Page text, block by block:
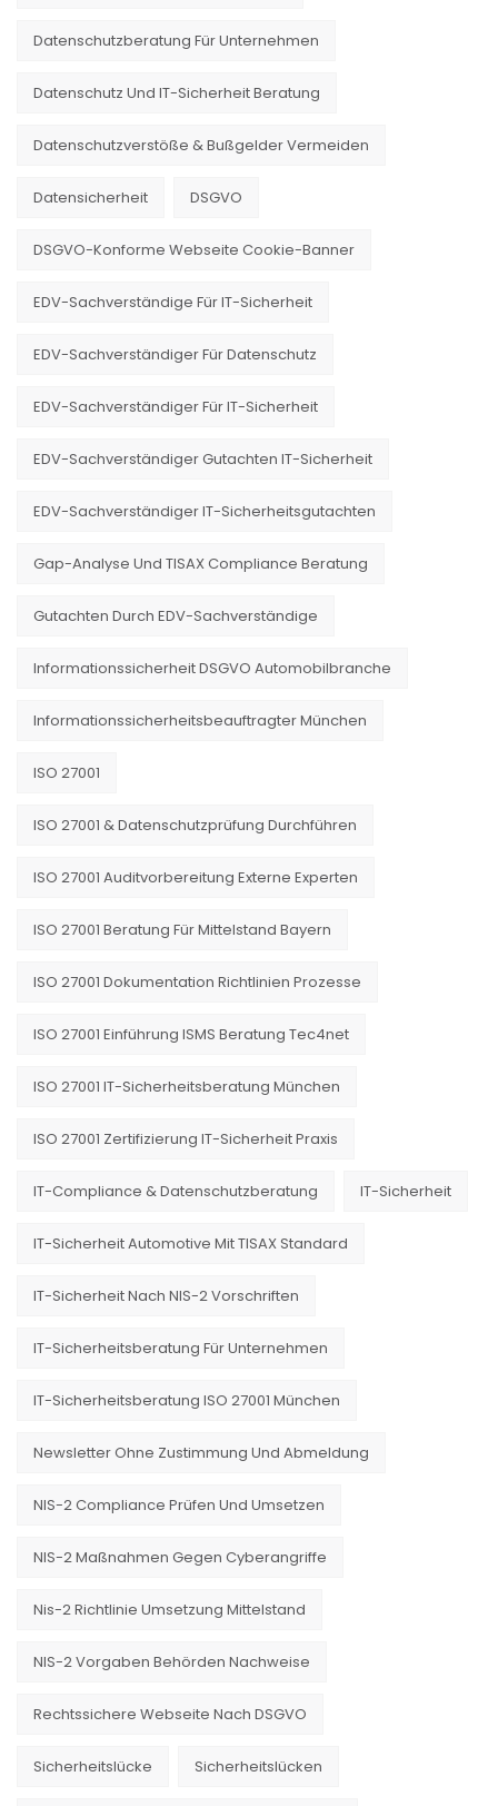
Datenschutzberatung Für Unternehmen
Datenschutz Und IT-Sicherheit Beratung
Datenschutzverstöße & Bußgelder Vermeiden
Datensicherheit DSGVO
DSGVO-Konforme Webseite Cookie-Banner
EDV-Sachverständige Für IT-Sicherheit
EDV-Sachverständiger Für Datenschutz
EDV-Sachverständiger Für IT-Sicherheit
EDV-Sachverständiger Gutachten IT-Sicherheit
EDV-Sachverständiger IT-Sicherheitsgutachten
Gap-Analyse Und TISAX Compliance Beratung
Gutachten Durch EDV-Sachverständige
Informationssicherheit DSGVO Automobilbranche
Informationssicherheitsbeauftragter München
ISO 27001
ISO 27001 & Datenschutzprüfung Durchführen
ISO 27001 Auditvorbereitung Externe Experten
ISO 27001 Beratung Für Mittelstand Bayern
ISO 27001 Dokumentation Richtlinien Prozesse
ISO 27001 Einführung ISMS Beratung Tec4net
ISO 27001 IT-Sicherheitsberatung München
ISO 27001 Zertifizierung IT-Sicherheit Praxis
IT-Compliance & Datenschutzberatung IT-Sicherheit
IT-Sicherheit Automotive Mit TISAX Standard
IT-Sicherheit Nach NIS-2 Vorschriften
IT-Sicherheitsberatung Für Unternehmen
IT-Sicherheitsberatung ISO 27001 München
Newsletter Ohne Zustimmung Und Abmeldung
NIS-2 Compliance Prüfen Und Umsetzen
NIS-2 Maßnahmen Gegen Cyberangriffe
Nis-2 Richtlinie Umsetzung Mittelstand
NIS-2 Vorgaben Behörden Nachweise
Rechtssichere Webseite Nach DSGVO
Sicherheitslücke Sicherheitslücken